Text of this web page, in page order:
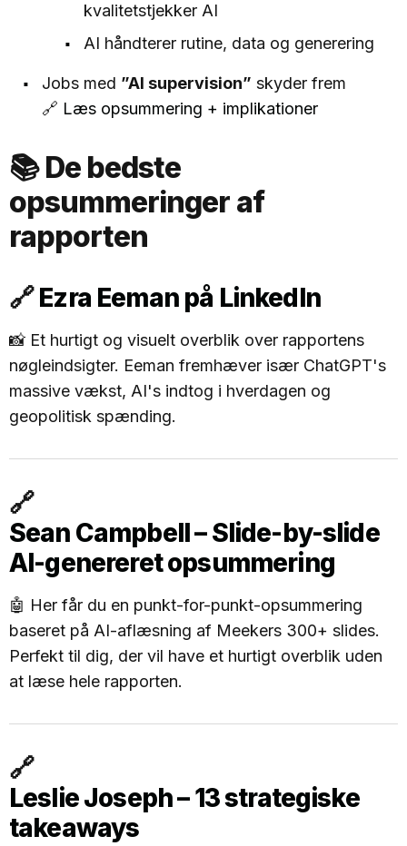
kvalitetstjekker AI
AI håndterer rutine, data og generering
Jobs med ”AI supervision” skyder frem
🔗 Læs opsummering + implikationer
📚 De bedste
opsummeringer af
rapporten
🔗Ezra Eeman på LinkedIn
📸 Et hurtigt og visuelt overblik over rapportens
nøgleindsigter. Eeman fremhæver især ChatGPT's
massive vækst, AI's indtog i hverdagen og
geopolitisk spænding.
🔗
Sean Campbell – Slide-by-slide
AI-genereret opsummering
🤖 Her får du en punkt-for-punkt-opsummering
baseret på AI-aflæsning af Meekers 300+ slides.
Perfekt til dig, der vil have et hurtigt overblik uden
at læse hele rapporten.
🔗
Leslie Joseph – 13 strategiske
takeaways